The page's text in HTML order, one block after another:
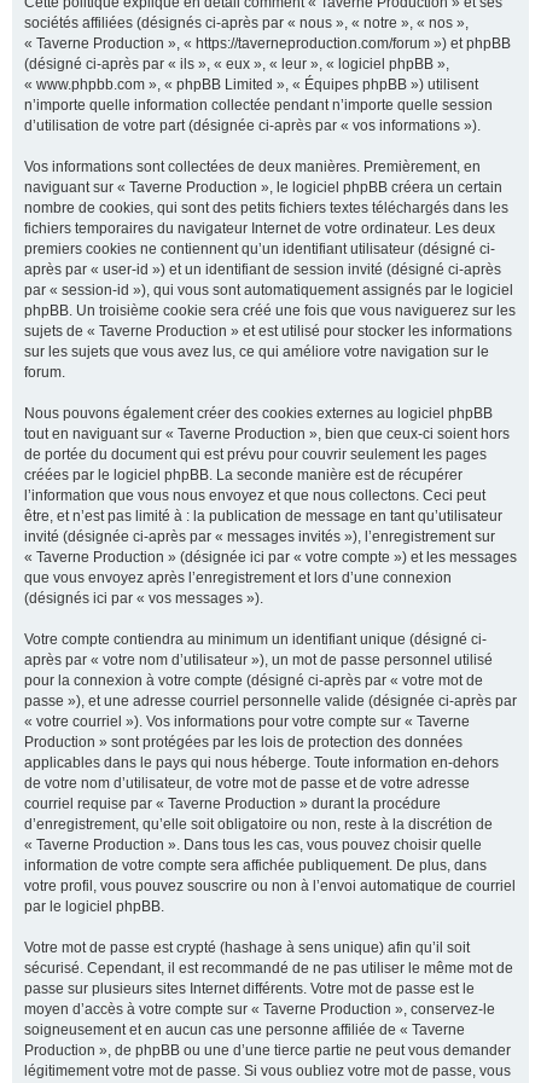
sociétés affiliées (désignés ci-après par « nous », « notre », « nos »,
« Taverne Production », « https://taverneproduction.com/forum ») et phpBB
(désigné ci-après par « ils », « eux », « leur », « logiciel phpBB »,
« www.phpbb.com », « phpBB Limited », « Équipes phpBB ») utilisent
n’importe quelle information collectée pendant n’importe quelle session
d’utilisation de votre part (désignée ci-après par « vos informations »).
Vos informations sont collectées de deux manières. Premièrement, en
naviguant sur « Taverne Production », le logiciel phpBB créera un certain
nombre de cookies, qui sont des petits fichiers textes téléchargés dans les
fichiers temporaires du navigateur Internet de votre ordinateur. Les deux
premiers cookies ne contiennent qu’un identifiant utilisateur (désigné ci-
après par « user-id ») et un identifiant de session invité (désigné ci-après
par « session-id »), qui vous sont automatiquement assignés par le logiciel
phpBB. Un troisième cookie sera créé une fois que vous naviguerez sur les
sujets de « Taverne Production » et est utilisé pour stocker les informations
sur les sujets que vous avez lus, ce qui améliore votre navigation sur le
forum.
Nous pouvons également créer des cookies externes au logiciel phpBB
tout en naviguant sur « Taverne Production », bien que ceux-ci soient hors
de portée du document qui est prévu pour couvrir seulement les pages
créées par le logiciel phpBB. La seconde manière est de récupérer
l’information que vous nous envoyez et que nous collectons. Ceci peut
être, et n’est pas limité à : la publication de message en tant qu’utilisateur
invité (désignée ci-après par « messages invités »), l’enregistrement sur
« Taverne Production » (désignée ici par « votre compte ») et les messages
que vous envoyez après l’enregistrement et lors d’une connexion
(désignés ici par « vos messages »).
Votre compte contiendra au minimum un identifiant unique (désigné ci-
après par « votre nom d’utilisateur »), un mot de passe personnel utilisé
pour la connexion à votre compte (désigné ci-après par « votre mot de
passe »), et une adresse courriel personnelle valide (désignée ci-après par
« votre courriel »). Vos informations pour votre compte sur « Taverne
Production » sont protégées par les lois de protection des données
applicables dans le pays qui nous héberge. Toute information en-dehors
de votre nom d’utilisateur, de votre mot de passe et de votre adresse
courriel requise par « Taverne Production » durant la procédure
d’enregistrement, qu’elle soit obligatoire ou non, reste à la discrétion de
« Taverne Production ». Dans tous les cas, vous pouvez choisir quelle
information de votre compte sera affichée publiquement. De plus, dans
votre profil, vous pouvez souscrire ou non à l’envoi automatique de courriel
par le logiciel phpBB.
Votre mot de passe est crypté (hashage à sens unique) afin qu’il soit
sécurisé. Cependant, il est recommandé de ne pas utiliser le même mot de
passe sur plusieurs sites Internet différents. Votre mot de passe est le
moyen d’accès à votre compte sur « Taverne Production », conservez-le
soigneusement et en aucun cas une personne affiliée de « Taverne
Production », de phpBB ou une d’une tierce partie ne peut vous demander
légitimement votre mot de passe. Si vous oubliez votre mot de passe, vous